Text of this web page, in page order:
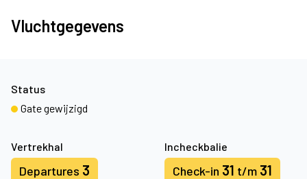
Vluchtgegevens
Vertrekhal
Departures 3
Incheckbalie
Check-in 31 t/m 31
Status
Gate gewijzigd